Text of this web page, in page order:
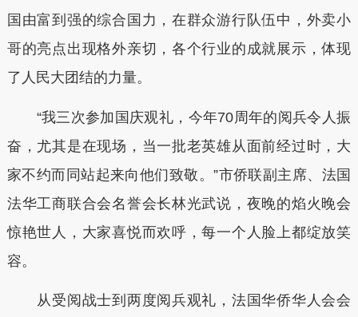
国由富到强的综合国力，在群众游行队伍中，外卖小
哥的亮点出现格外亲切，各个行业的成就展示，体现
了人民大团结的力量。
“我三次参加国庆观礼，今年70周年的阅兵令人振
奋，尤其是在现场，当一批老英雄从面前经过时，大
家不约而同站起来向他们致敬。”市侨联副主席、法国
法华工商联合会名誉会长林光武说，夜晚的焰火晚会
惊艳世人，大家喜悦而欢呼，每一个人脸上都绽放笑
容。
从受阅战士到两度阅兵观礼，法国华侨华人会会